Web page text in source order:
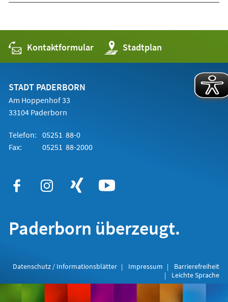
Kontaktformular Stadtplan
(Öffnet
in
einem
STADT PADERBORN
Am Hoppenhof 33
33104 Paderborn
Telefon: 05251 88-0
Fax:
05251 88-2000
Paderborn überzeugt.
Datenschutz / Informationsblätter Impressum
Barrierefreiheit
Leichte Sprache